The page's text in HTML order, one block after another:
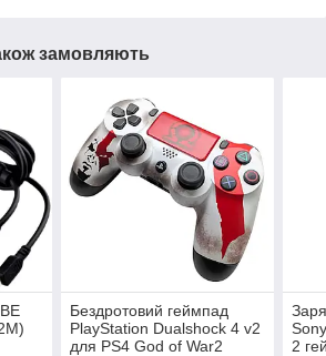
замовляють
Бездротовий геймпад
PlayStation Dualshock 4 v2
для PS4 God of War2
2